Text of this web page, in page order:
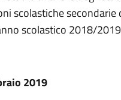
scolastiche secondarie
scolastico 2018/2019
2019